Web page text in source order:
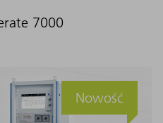
7000
Nowość